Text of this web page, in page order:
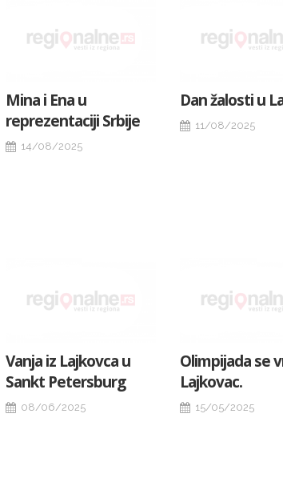
Mina i Ena u
reprezentaciji Srbije
14/08/2025
Dan žalosti u
11/08/2025
Vanja iz Lajkovca u
Sankt Petersburg
08/06/2025
Olimpijada se
Lajkovac.
15/05/2025